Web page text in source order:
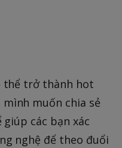
thể trở thành hot
muốn chia sẻ
giúp các bạn xác
nghệ để theo đuổi